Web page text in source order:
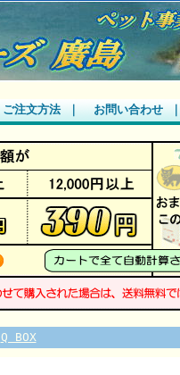
ご注文方法｜ お問い合わせ
Q BOX